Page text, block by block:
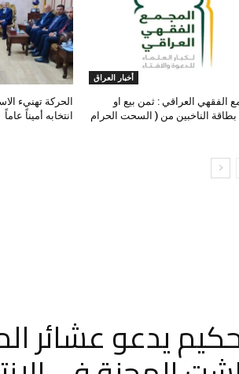
الحركة تهنيء
انتخابه أميناً عاماً
أخبار العراق
الفقهي العراقي : ثمن بيع او
الناخبين من ( السحت الحرام